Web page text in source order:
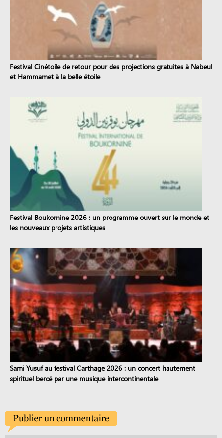
Festival Cinétoile de retour pour des projections gratuites à Nabeul
et Hammamet à la belle étoile
Festival Boukornine 2026 : un programme ouvert sur le monde et
les nouveaux projets artistiques
Sami Yusuf au festival Carthage 2026 : un concert hautement
spirituel bercé par une musique intercontinentale